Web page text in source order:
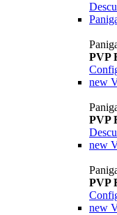
PVP
new
PVP
new
PVP
new